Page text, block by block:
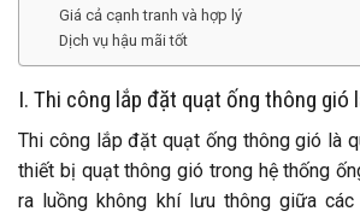
Giá cả cạnh tranh và hợp lý
Dịch vụ hậu mãi tốt
I. Thi công lắp đặt quạt ống thông gió
Thi công lắp đặt quạt ống thông gió là
thiết bị quạt thông gió trong hệ thống
ra luồng không khí lưu thông giữa